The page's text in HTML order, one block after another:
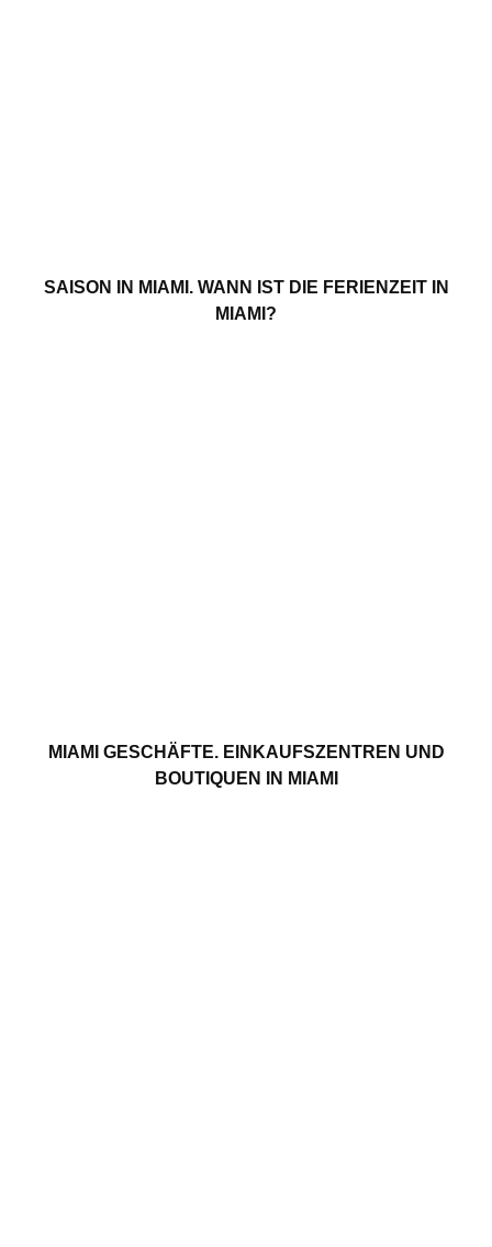
SAISON IN MIAMI. WANN IST DIE FERIENZEIT IN
MIAMI?
MIAMI GESCHÄFTE. EINKAUFSZENTREN UND
BOUTIQUEN IN MIAMI